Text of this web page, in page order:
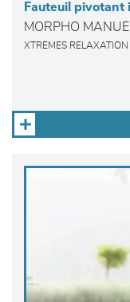
Fauteuil pivotant
MORPHO
XTREMES RELAXATION